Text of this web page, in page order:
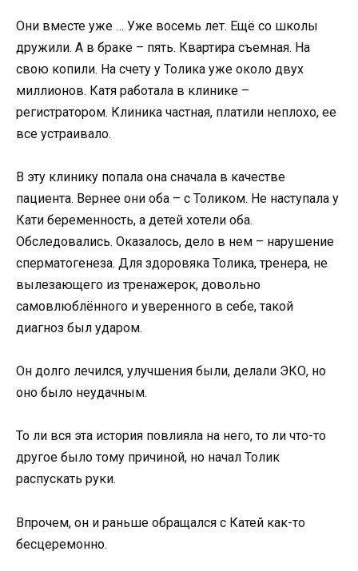
Они вместе уже … Уже восемь лет. Ещё со школы
дружили. А в браке – пять. Квартира съемная. На
свою копили. На счету у Толика уже около двух
миллионов. Катя работала в клинике –
регистратором. Клиника частная, платили неплохо, ее
все устраивало.
В эту клинику попала она сначала в качестве
пациента. Вернее они оба – с Толиком. Не наступала у
Кати беременность, а детей хотели оба.
Обследовались. Оказалось, дело в нем – нарушение
сперматогенеза. Для здоровяка Толика, тренера, не
вылезающего из тренажерок, довольно
самовлюблённого и уверенного в себе, такой
диагноз был ударом.
Он долго лечился, улучшения были, делали ЭКО, но
оно было неудачным.
То ли вся эта история повлияла на него, то ли что-то
другое было тому причиной, но начал Толик
распускать руки.
Впрочем, он и раньше обращался с Катей как-то
бесцеремонно.